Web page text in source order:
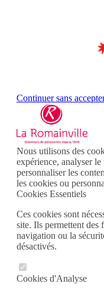
Continuer sans
Nous utilisons des
expérience, analyser
personnaliser les
les cookies ou
Cookies Essentiels
Ces cookies sont
site. Ils permettent des
navigation ou la
désactivés.
Cookies d'Analyse